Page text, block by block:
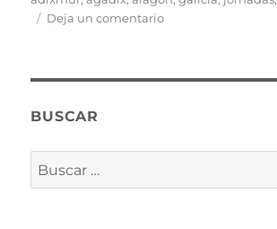
Deja un comentarioen
BUSCAR
Buscar
por: